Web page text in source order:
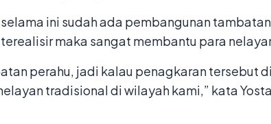
ini sudah ada pembangunan
maka sangat membantu para
perahu, jadi kalau penagkaran tersebut
tradisional di wilayah kami,” kata